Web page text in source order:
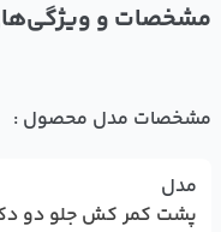
مشخصات و
مشخصات مدل محصول :
مدل
پشت کمر کش جلو دو